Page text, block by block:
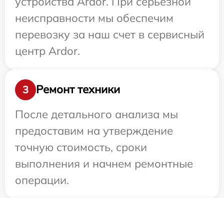
неисправности мы обеспечим
перевозку за наш счет в сервисный
центр Ardor.
3
Ремонт техники
После детального анализа мы
предоставим на утверждение
точную стоимость, сроки
выполнения и начнем ремонтные
операции.